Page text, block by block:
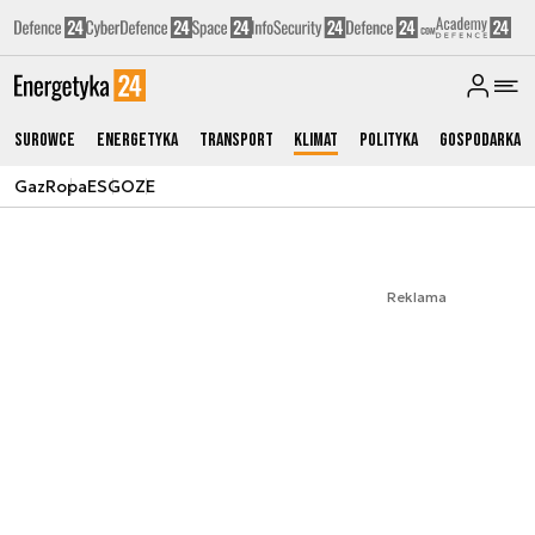
Surowce Energetyka Transport Klimat Polityka Gospodarka
GazRopaESGOZE
Reklama